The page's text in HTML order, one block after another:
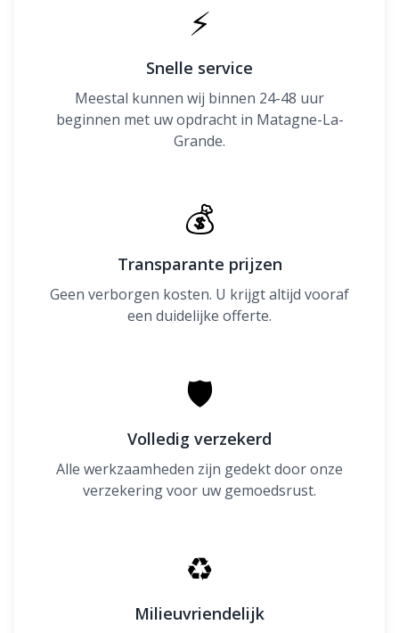
⚡
Snelle service
Meestal kunnen wij binnen 24-48 uur
beginnen met uw opdracht in Matagne-La-
Grande.
💰
Transparante prijzen
Geen verborgen kosten. U krijgt altijd vooraf
een duidelijke offerte.
🛡
Volledig verzekerd
Alle werkzaamheden zijn gedekt door onze
verzekering voor uw gemoedsrust.
♻
Milieuvriendelijk